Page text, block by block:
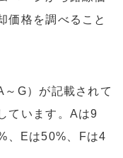
価格を調べること
G）が記載されて
ています。Aは9
、Eは50%、Fは4